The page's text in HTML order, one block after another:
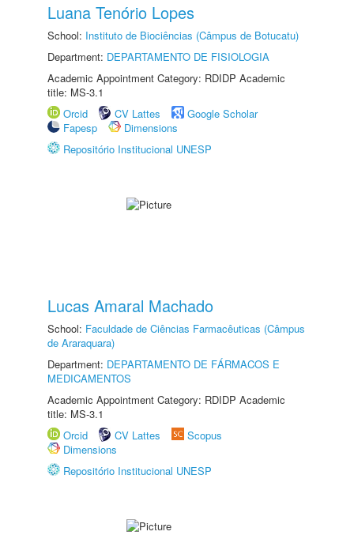
Luana Tenório Lopes
School: Instituto de Biociências (Câmpus de Botucatu)
Department: DEPARTAMENTO DE FISIOLOGIA
Academic Appointment Category: RDIDP Academic
title: MS-3.1
Orcid
CV Lattes
Google Scholar
Fapesp
Dimensions
Repositório Institucional UNESP
Lucas Amaral Machado
School: Faculdade de Ciências Farmacêuticas (Câmpus
de Araraquara)
Department: DEPARTAMENTO DE FÁRMACOS E
MEDICAMENTOS
Academic Appointment Category: RDIDP Academic
title: MS-3.1
Orcid
CV Lattes
Scopus
Dimensions
Repositório Institucional UNESP